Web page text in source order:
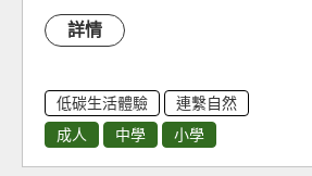
詳情
低碳生活體驗
連繫自然
成人
中學 小學